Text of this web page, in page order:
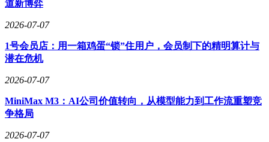
道新博弈
2026-07-07
1号会员店：用一箱鸡蛋“锁”住用户，会员制下的精明算计与
潜在危机
2026-07-07
MiniMax M3：AI公司价值转向，从模型能力到工作流重塑竞
争格局
2026-07-07